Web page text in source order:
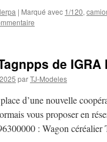
| Marqué avec 1/120,
de
parTJ-Modeles
d’une nouvelle
vous proposer en
: Wagon